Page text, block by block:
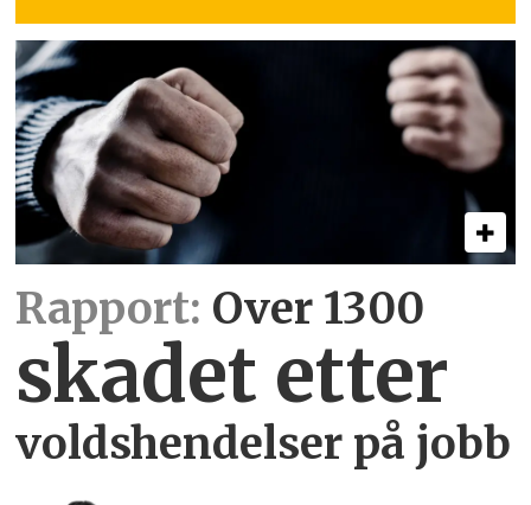
Rapport: Over 1300
skadet etter
voldshendelser på jobb